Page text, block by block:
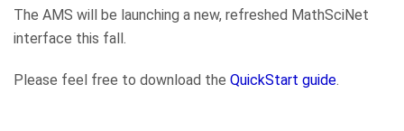
The AMS will be launching a new, refreshed MathSciNet
interface this fall.
Please feel free to download the QuickStart guide.